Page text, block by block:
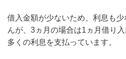
借入金額が少ないため、利息も
んが、3ヵ月の場合は1ヵ月借り
多くの利息を支払っています。